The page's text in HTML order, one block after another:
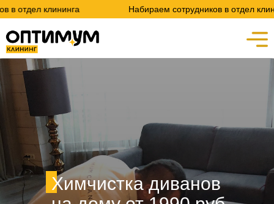
Набираем сотрудников в отдел клининга
Химчистка диванов